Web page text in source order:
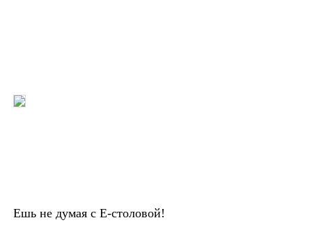
Ешь не думая с Е-столовой!